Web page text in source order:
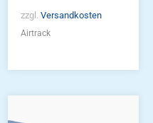
zzgl. Versandkosten
Airtrack